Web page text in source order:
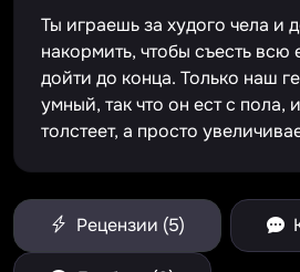
Ты играешь за худого чела и
накормить, чтобы съесть всю
дойти до конца. Только наш
умный, так что он ест с пола,
толстеет, а просто
Рецензии (5)